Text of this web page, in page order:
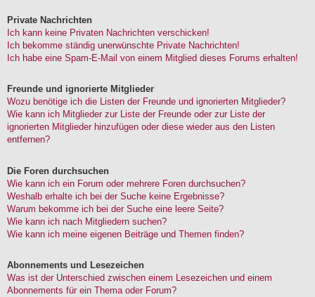
Private Nachrichten
Ich kann keine Privaten Nachrichten verschicken!
Ich bekomme ständig unerwünschte Private Nachrichten!
Ich habe eine Spam-E-Mail von einem Mitglied dieses Forums erhalten!
Freunde und ignorierte Mitglieder
Wozu benötige ich die Listen der Freunde und ignorierten Mitglieder?
Wie kann ich Mitglieder zur Liste der Freunde oder zur Liste der
ignorierten Mitglieder hinzufügen oder diese wieder aus den Listen
entfernen?
Die Foren durchsuchen
Wie kann ich ein Forum oder mehrere Foren durchsuchen?
Weshalb erhalte ich bei der Suche keine Ergebnisse?
Warum bekomme ich bei der Suche eine leere Seite?
Wie kann ich nach Mitgliedern suchen?
Wie kann ich meine eigenen Beiträge und Themen finden?
Abonnements und Lesezeichen
Was ist der Unterschied zwischen einem Lesezeichen und einem
Abonnements für ein Thema oder Forum?